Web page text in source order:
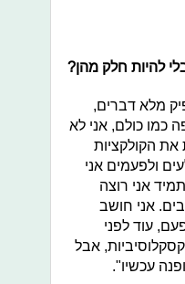
להיות חלק מהן?
מלא דברים,
כמו כולם, אני לא
את הקולקציות
ולפעמים אני
אני רוצה
אני חושב
עוד לפני
אבל
עכשיו".